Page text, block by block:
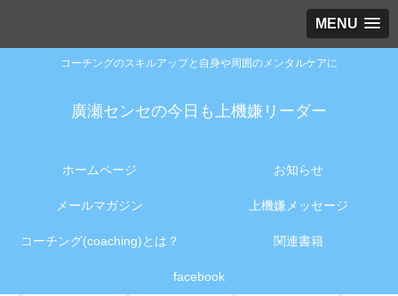
MENU
コーチングのスキルアップと自身や周囲のメンタルケアに
廣瀬センセの今日も上機嫌リーダー
ホームページ お知らせ
メールマガジン 上機嫌メッセージ
コーチング(coaching)とは？ 関連書籍
facebook